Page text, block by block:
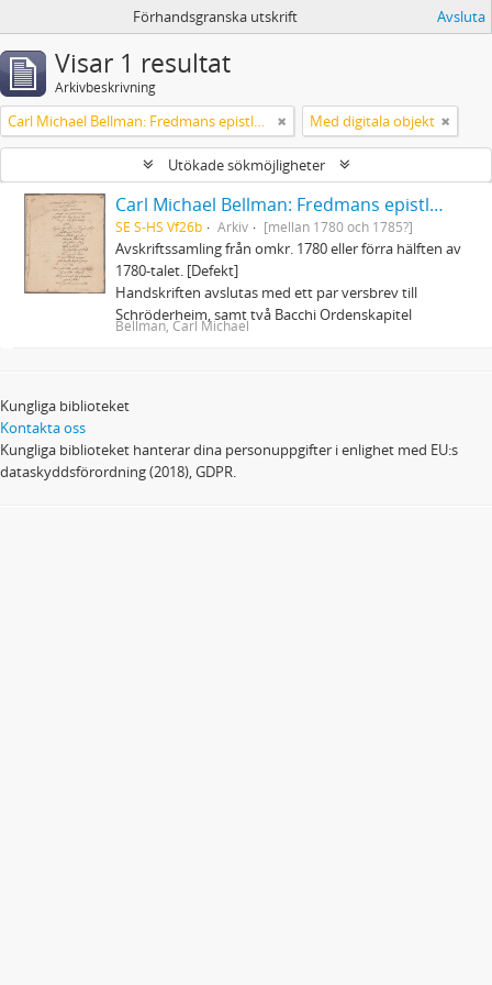
Förhandsgranska utskrift Avsluta
Visar 1 resultat
Arkivbeskrivning
Carl Michael Bellman: Fredmans epistlar och sånger m.fl. Bellman-texter Med digitala objekt
Utökade sökmöjligheter
Carl Michael Bellman: Fredmans epistlar och sånger m.fl. Bellman-texter
SE S-HS Vf26b Arkiv [mellan 1780 och 1785?]
Avskriftssamling från omkr. 1780 eller förra hälften av
1780-talet. [Defekt]
Handskriften avslutas med ett par versbrev till
Schröderheim, samt två Bacchi Ordenskapitel
Bellman, Carl Michael
Kungliga biblioteket
Kontakta oss
Kungliga biblioteket hanterar dina personuppgifter i enlighet med EU:s
dataskyddsförordning (2018), GDPR.